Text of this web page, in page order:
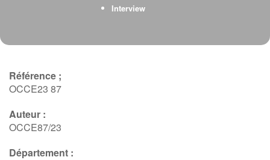
Interview
Référence ;
OCCE23 87
Auteur :
OCCE87/23
Département :